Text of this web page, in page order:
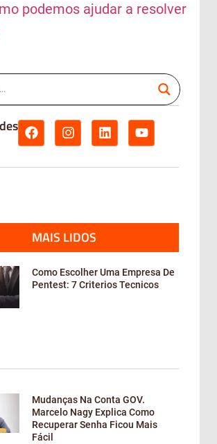
podemos ajudar a resolver
MAIS LIDOS
Como Escolher Uma Empresa De
Pentest: 7 Criterios Tecnicos
Mudanças Na Conta GOV.
Marcelo Nagy Explica Como
Recuperar Senha Ficou Mais
Fácil